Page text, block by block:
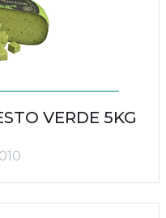
VERDE 5KG